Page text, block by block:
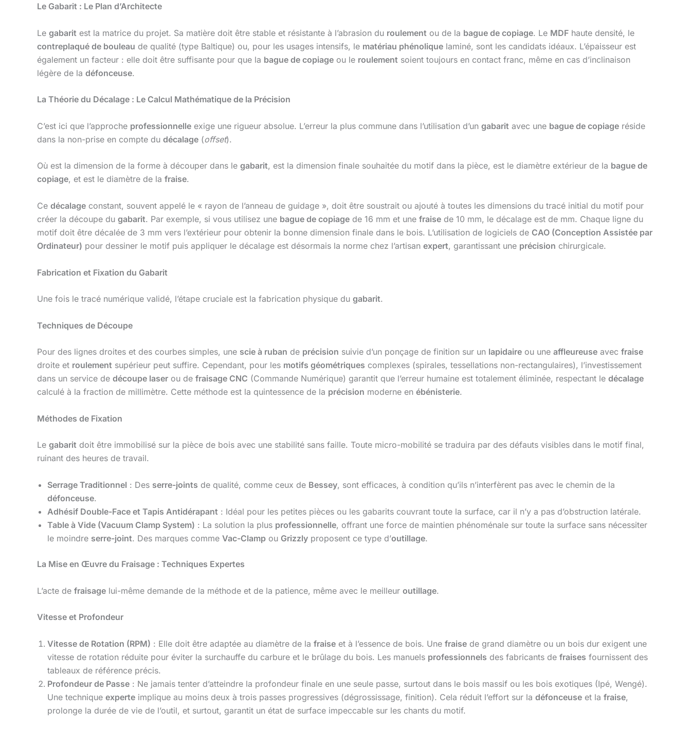
Le Gabarit : Le Plan d’Architecte
Le gabarit est la matrice du projet. Sa matière doit être stable et résistante à l’abrasion du roulement ou de la bague de copiage. Le MDF haute densité, le
contreplaqué de bouleau de qualité (type Baltique) ou, pour les usages intensifs, le matériau phénolique laminé, sont les candidats idéaux. L’épaisseur est
également un facteur : elle doit être suffisante pour que la bague de copiage ou le roulement soient toujours en contact franc, même en cas d’inclinaison
légère de la défonceuse.
La Théorie du Décalage : Le Calcul Mathématique de la Précision
C’est ici que l’approche professionnelle exige une rigueur absolue. L’erreur la plus commune dans l’utilisation d’un gabarit avec une bague de copiage réside
dans la non-prise en compte du décalage (offset).
Où est la dimension de la forme à découper dans le gabarit, est la dimension finale souhaitée du motif dans la pièce, est le diamètre extérieur de la bague de
copiage, et est le diamètre de la fraise.
Ce décalage constant, souvent appelé le « rayon de l’anneau de guidage », doit être soustrait ou ajouté à toutes les dimensions du tracé initial du motif pour
créer la découpe du gabarit. Par exemple, si vous utilisez une bague de copiage de 16 mm et une fraise de 10 mm, le décalage est de mm. Chaque ligne du
motif doit être décalée de 3 mm vers l’extérieur pour obtenir la bonne dimension finale dans le bois. L’utilisation de logiciels de CAO (Conception Assistée par
Ordinateur) pour dessiner le motif puis appliquer le décalage est désormais la norme chez l’artisan expert, garantissant une précision chirurgicale.
Fabrication et Fixation du Gabarit
Une fois le tracé numérique validé, l’étape cruciale est la fabrication physique du gabarit.
Techniques de Découpe
Pour des lignes droites et des courbes simples, une scie à ruban de précision suivie d’un ponçage de finition sur un lapidaire ou une affleureuse avec fraise
droite et roulement supérieur peut suffire. Cependant, pour les motifs géométriques complexes (spirales, tessellations non-rectangulaires), l’investissement
dans un service de découpe laser ou de fraisage CNC (Commande Numérique) garantit que l’erreur humaine est totalement éliminée, respectant le décalage
calculé à la fraction de millimètre. Cette méthode est la quintessence de la précision moderne en ébénisterie.
Méthodes de Fixation
Le gabarit doit être immobilisé sur la pièce de bois avec une stabilité sans faille. Toute micro-mobilité se traduira par des défauts visibles dans le motif final,
ruinant des heures de travail.
Serrage Traditionnel : Des serre-joints de qualité, comme ceux de Bessey, sont efficaces, à condition qu’ils n’interfèrent pas avec le chemin de la
défonceuse.
Adhésif Double-Face et Tapis Antidérapant : Idéal pour les petites pièces ou les gabarits couvrant toute la surface, car il n’y a pas d’obstruction latérale.
Table à Vide (Vacuum Clamp System) : La solution la plus professionnelle, offrant une force de maintien phénoménale sur toute la surface sans nécessiter
le moindre serre-joint. Des marques comme Vac-Clamp ou Grizzly proposent ce type d’outillage.
La Mise en Œuvre du Fraisage : Techniques Expertes
L’acte de fraisage lui-même demande de la méthode et de la patience, même avec le meilleur outillage.
Vitesse et Profondeur
Vitesse de Rotation (RPM) : Elle doit être adaptée au diamètre de la fraise et à l’essence de bois. Une fraise de grand diamètre ou un bois dur exigent une
vitesse de rotation réduite pour éviter la surchauffe du carbure et le brûlage du bois. Les manuels professionnels des fabricants de fraises fournissent des
tableaux de référence précis.
Profondeur de Passe : Ne jamais tenter d’atteindre la profondeur finale en une seule passe, surtout dans le bois massif ou les bois exotiques (Ipé, Wengé).
Une technique experte implique au moins deux à trois passes progressives (dégrossissage, finition). Cela réduit l’effort sur la défonceuse et la fraise,
prolonge la durée de vie de l’outil, et surtout, garantit un état de surface impeccable sur les chants du motif.